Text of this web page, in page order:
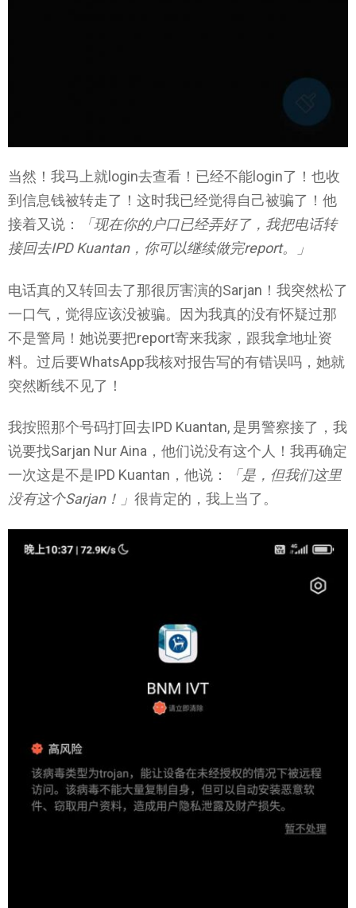
当然！我马上就login去查看！已经不能login了！也收
到信息钱被转走了！这时我已经觉得自己被骗了！他
接着又说：
「现在你的户口已经弄好了，我把电话转
接回去IPD Kuantan，你可以继续做完report。」
电话真的又转回去了那很厉害演的Sarjan！我突然松了
一口气，觉得应该没被骗。因为我真的没有怀疑过那
不是警局！她说要把report寄来我家，跟我拿地址资
料。过后要WhatsApp我核对报告写的有错误吗，她就
突然断线不见了！
我按照那个号码打回去IPD Kuantan, 是男警察接了，我
说要找Sarjan Nur Aina，他们说没有这个人！我再确定
一次这是不是IPD Kuantan，他说：
「是，但我们这里
没有这个Sarjan！」 很肯定的，我上当了。